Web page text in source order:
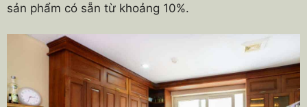
sản phẩm có sẵn từ khoảng 10%.